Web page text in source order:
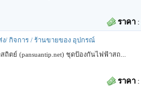
ราคา :
ง/ กิจการ / ร้านขายของ อุปกรณ์
ตย์ (pansuantip.net) ชุดป้องกันไฟฟ้าสถ...
ราคา :